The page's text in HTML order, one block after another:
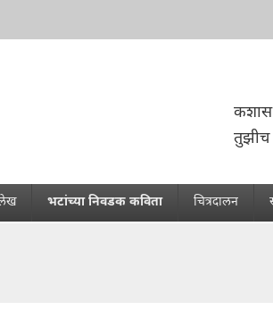
कशास
तुझीच
भटांच्या निवडक कविता चित्रदालन